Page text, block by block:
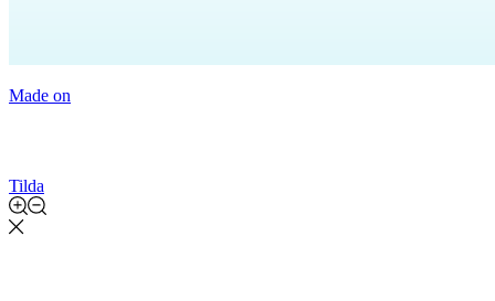
Made on
Tilda